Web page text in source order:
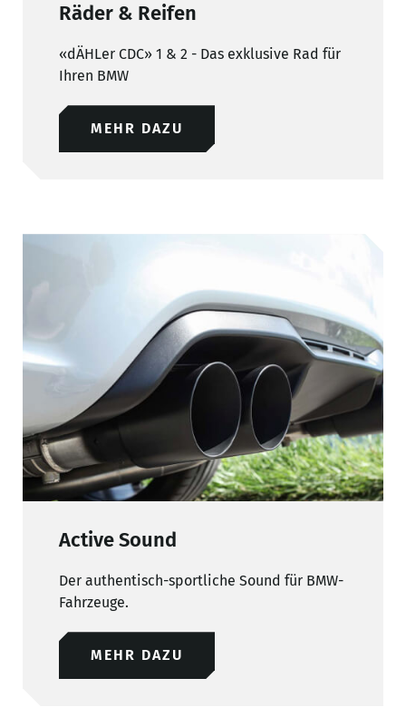
Räder & Reifen
«dÄHLer CDC» 1 & 2 - Das exklusive Rad für
Ihren BMW
MEHR DAZU
Active Sound
Der authentisch-sportliche Sound für BMW-
Fahrzeuge.
MEHR DAZU